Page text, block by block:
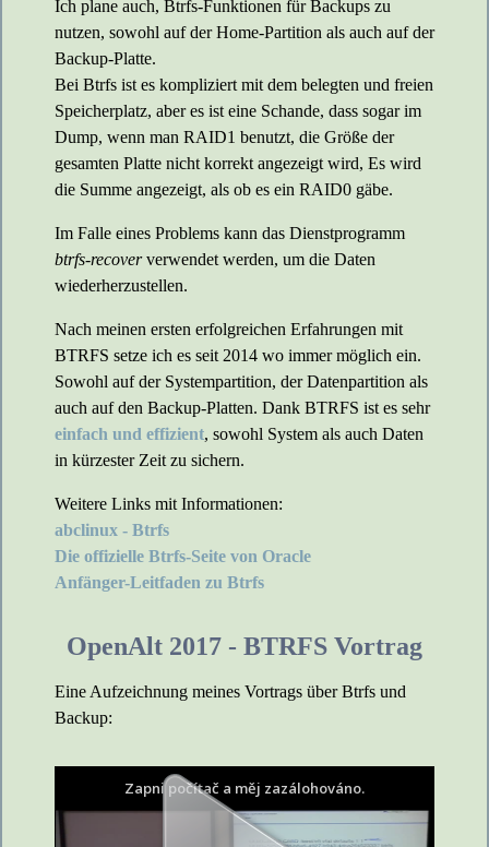
Ich plane auch, Btrfs-Funktionen für Backups zu
nutzen, sowohl auf der Home-Partition als auch auf der
Backup-Platte.
Bei Btrfs ist es kompliziert mit dem belegten und freien
Speicherplatz, aber es ist eine Schande, dass sogar im
Dump, wenn man RAID1 benutzt, die Größe der
gesamten Platte nicht korrekt angezeigt wird, Es wird
die Summe angezeigt, als ob es ein RAID0 gäbe.
Im Falle eines Problems kann das Dienstprogramm
btrfs-recoververwendet werden, um die Daten
wiederherzustellen.
Nach meinen ersten erfolgreichen Erfahrungen mit
BTRFS setze ich es seit 2014 wo immer möglich ein.
Sowohl auf der Systempartition, der Datenpartition als
auch auf den Backup-Platten. Dank BTRFS ist es sehr
einfach und effizient, sowohl System als auch Daten
in kürzester Zeit zu sichern.
Weitere Links mit Informationen:
abclinux - Btrfs
Die offizielle Btrfs-Seite von Oracle
Anfänger-Leitfaden zu Btrfs
OpenAlt 2017 - BTRFS Vortrag
Eine Aufzeichnung meines Vortrags über Btrfs und
Backup: